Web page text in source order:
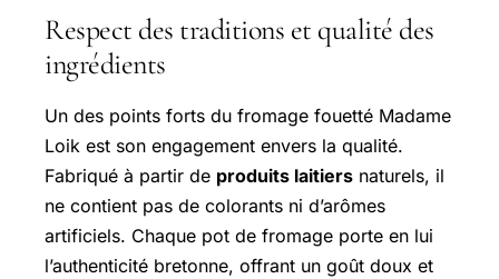
Respect des traditions et qualité des
ingrédients
Un des points forts du fromage fouetté Madame
Loik est son engagement envers la qualité.
Fabriqué à partir de produits laitiers naturels, il
ne contient pas de colorants ni d’arômes
artificiels. Chaque pot de fromage porte en lui
l’authenticité bretonne, offrant un goût doux et